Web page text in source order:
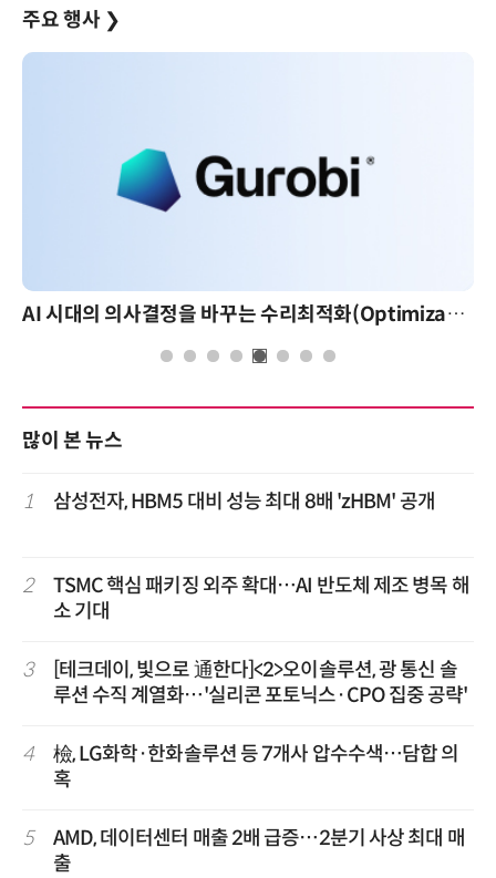
주요 행사 ❯
AI 시대의 의사결정을 바꾸는 수리최적화(Optimization): 실제 산업 적용 사례와 활용 전략
많이 본 뉴스
1 삼성전자, HBM5 대비 성능 최대 8배 'zHBM' 공개
2
TSMC 핵심 패키징 외주 확대…AI 반도체 제조 병목 해
소 기대
3
[테크데이, 빛으로 通한다]<2>오이솔루션, 광 통신 솔
루션 수직 계열화…'실리콘 포토닉스·CPO 집중 공략'
4
檢, LG화학·한화솔루션 등 7개사 압수수색…담합 의
혹
5
AMD, 데이터센터 매출 2배 급증…2분기 사상 최대 매
출